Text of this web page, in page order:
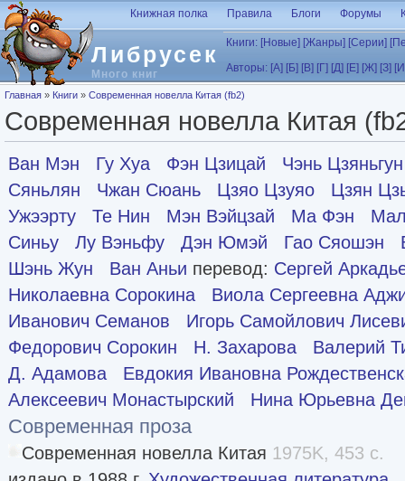
Перейти к основному содержанию
Либрусек
Много книг
Книжная полка Правила Блоги Форумы
Книги: [Новые] [Жанры] [Серии]
Авторы: [А] [Б] [В] [Г] [Д] [Е] [Ж] [З]
Вы здесь
Главная » Книги » Современная новелла Китая (fb2)
Современная новелла Китая
Ван Мэн Гу Хуа Фэн Цзицай
Чэнь Цзяньгун
Сяньлян
Чжан Сюань Цзяо Цзуяо
Цзян
Ужээрту
Те Нин Мэн Вэйцзай Ма Фэн
Синьу
Лу Вэньфу Дэн Юмэй Гао Сяошэн
Шэнь Жун
Ван Аньи перевод: Сергей
Николаевна Сорокина
Виола Сергеевна
Иванович Семанов
Игорь Самойлович
Федорович Сорокин
Н. Захарова
Валерий
Д. Адамова
Евдокия Ивановна
Алексеевич Монастырский
Нина Юрьевна
Современная проза
Современная новелла Китая 1975K, 453 с.